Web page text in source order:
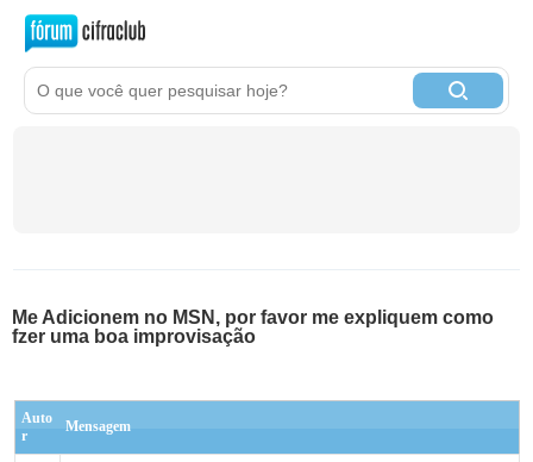
Me Adicionem no MSN, por favor me expliquem como
fzer uma boa improvisação
Auto
r
Mensagem